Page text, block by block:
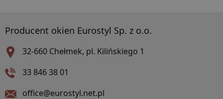
Producent okien Eurostyl Sp. z o.o.
32-660 Chełmek, pl. Kilińskiego 1
33 846 38 01
office@eurostyl.net.pl